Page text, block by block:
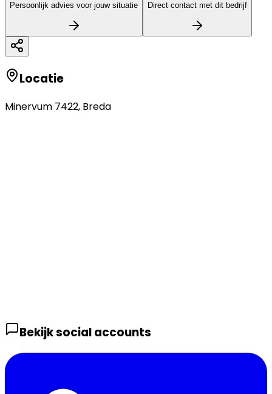
Persoonlijk advies voor jouw situatie
Direct contact met dit bedrijf
Locatie
Minervum 7422, Breda
Bekijk social accounts